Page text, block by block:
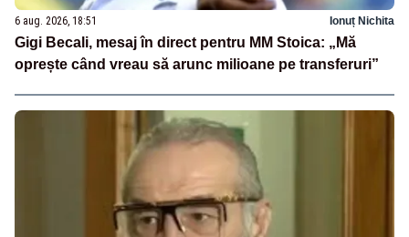
6 aug. 2026, 18:51 Ionuț Nichita
Gigi Becali, mesaj în direct pentru MM Stoica: „Mă
oprește când vreau să arunc milioane pe transferuri”